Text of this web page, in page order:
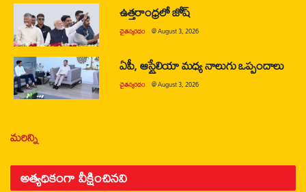
ఉత్తరాంధ్రలో జోష్
చైతన్యరధం @August 3, 2026
ఏపీ, ఆస్ట్రేలియా మధ్య నాలుగు ఒప్పందాలు
చైతన్యరధం @August 3, 2026
మరిన్ని
అత్యధికంగా వీక్షించినవి